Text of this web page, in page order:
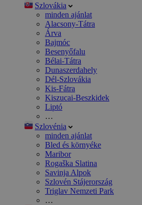
Szlovákia
minden ajánlat
Alacsony-Tátra
Árva
Bajmóc
Besenyőfalu
Bélai-Tátra
Dunaszerdahely
Dél-Szlovákia
Kis-Fátra
Kiszucai-Beszkidek
Liptó
…
Szlovénia
minden ajánlat
Bled és környéke
Maribor
Rogaška Slatina
Savinja Alpok
Szlovén Stájerország
Triglav Nemzeti Park
…